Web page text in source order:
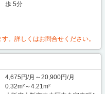
歩 5分
。詳しくはお問合せください。
4,675円/月～20,900円/月
0.32m²～4.21m²